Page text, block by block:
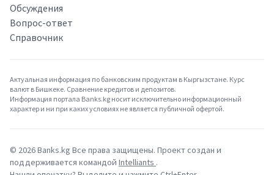
Обсуждения
Вопрос-ответ
Справочник
Актуальная информация по банковским продуктам в Кыргызстане. Курс
валют в Бишкеке. Сравнение кредитов и депозитов.
Информация портала Banks.kg носит исключительно информационный
характер и ни при каких условиях не является публичной офертой.
© 2026Banks.kg Все права защищены. Проект создан и
поддерживается командой Intelliants .